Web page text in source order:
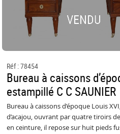
VENDU
Réf : 78454
Bureau à caissons
estampillé C C SAUNIER
Bureau à caissons d’époque Louis
d’acajou, ouvrant par quatre tiroirs
en ceinture, il repose sur huit pieds